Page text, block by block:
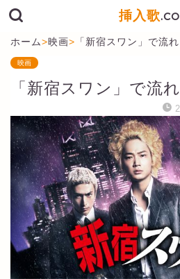
挿入歌
ホーム>映画> 「新宿スワン」で流
映画
「新宿スワン」で流